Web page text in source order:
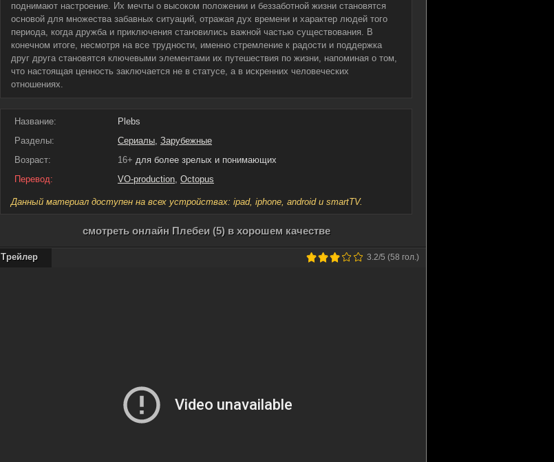
поднимают настроение. Их мечты о высоком положении и беззаботной жизни становятся
основой для множества забавных ситуаций, отражая дух времени и характер людей того
периода, когда дружба и приключения становились важной частью существования. В
конечном итоге, несмотря на все трудности, именно стремление к радости и поддержка
друг друга становятся ключевыми элементами их путешествия по жизни, напоминая о том,
что настоящая ценность заключается не в статусе, а в искренних человеческих
отношениях.
Название:
Plebs
Разделы:
Сериалы, Зарубежные
Возраст:
16+ для более зрелых и понимающих
Перевод:
VO-production, Octopus
Данный материал доступен на всех устройствах: ipad, iphone, android и smartTV.
смотреть онлайн Плебеи (5) в хорошем качестве
3.2/5 (58 гол.)
Трейлер